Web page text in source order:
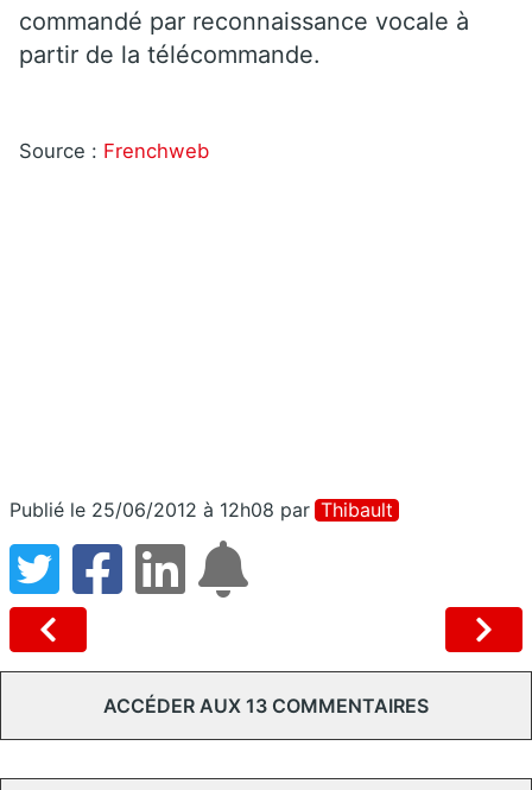
commandé par reconnaissance vocale à
partir de la télécommande.
Source : Frenchweb
Publié le 25/06/2012 à 12h08 par Thibault
ACCÉDER AUX 13 COMMENTAIRES